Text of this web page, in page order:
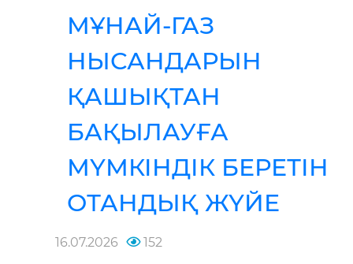
МҰНАЙ-ГАЗ
НЫСАНДАРЫН
ҚАШЫҚТАН
БАҚЫЛАУҒА
МҮМКІНДІК БЕРЕТІН
ОТАНДЫҚ ЖҮЙЕ
16.07.2026 152